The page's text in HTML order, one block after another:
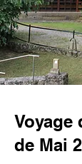
Voyage
de Mai